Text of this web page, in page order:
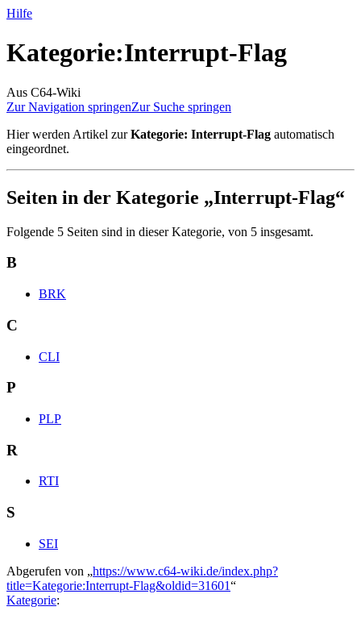
Hilfe
Kategorie:Interrupt-Flag
Aus C64-Wiki
Zur Navigation springenZur Suche springen
Hier werden Artikel zurKategorie: Interrupt-Flag automatisch
eingeordnet.
Seiten in der Kategorie „Interrupt-Flag“
Folgende 5 Seiten sind in dieser Kategorie, von 5 insgesamt.
B
BRK
C
CLI
P
PLP
R
RTI
S
SEI
Abgerufen von „https://www.c64-wiki.de/index.php?
title=Kategorie:Interrupt-Flag&oldid=31601“
Kategorie: